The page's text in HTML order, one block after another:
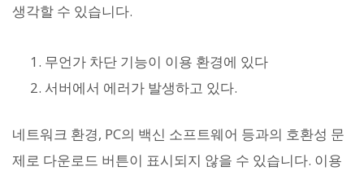
생각할 수 있습니다.
무언가 차단 기능이 이용 환경에 있다
서버에서 에러가 발생하고 있다.
네트워크 환경, PC의 백신 소프트웨어 등과의 호환성 문
제로 다운로드 버튼이 표시되지 않을 수 있습니다. 이용